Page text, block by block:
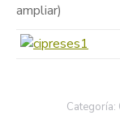
ampliar)
Categoría: